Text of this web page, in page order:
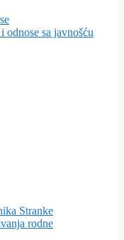
odnose sa javnošću
Stranke
rodne